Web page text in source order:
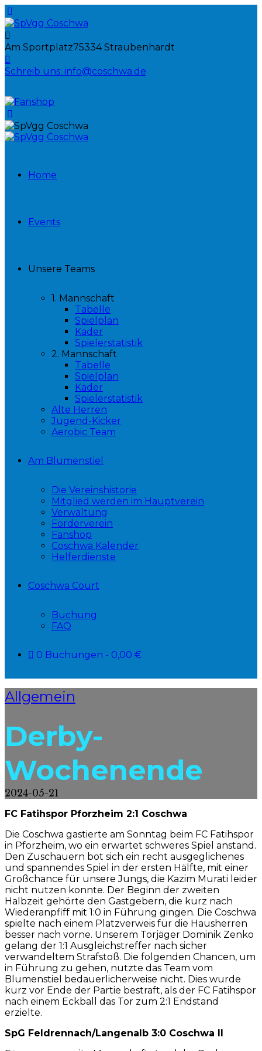
Am Sportplatz75334 Straubenhardt
Schreib uns: info@coschwa.de
Home
Events
Unsere Teams
1. Mannschaft
Tabelle
Spielplan
Kader
Spielerstatistik
2. Mannschaft
Tabelle
Spielplan
Kader
Spielerstatistik
Alte Herren
Jugend-Kicker
Aerobic Team
Am Blumenstiel
Die Vereinshistorie
Mitglied werden im Hauptverein
Verwaltung
Förderverein
Fanshop
Coschwa Kalender
Helferdienste
Coschwa Court
Buchung
FAQ
0 Buchungen 0,00 €
Allgemein
Derby-
Wochenende
2024-05-21
FC Fatihspor Pforzheim 2:1 Coschwa
Die Coschwa gastierte am Sonntag beim FC Fatihspor
in Pforzheim, wo ein erwartet schweres Spiel anstand.
Den Zuschauern bot sich ein recht ausgeglichenes
und spannendes Spiel in der ersten Hälfte, mit einer
Großchance für unsere Jungs, die Kazim Murati leider
nicht nutzen konnte. Der Beginn der zweiten
Halbzeit gehörte den Gastgebern, die kurz nach
Wiederanpfiff mit 1:0 in Führung gingen. Die Coschwa
spielte nach einem Platzverweis für die Hausherren
besser nach vorne. Unserem Torjäger Dominik Zenko
gelang der 1:1 Ausgleichstreffer nach sicher
verwandeltem Strafstoß. Die folgenden Chancen, um
in Führung zu gehen, nutzte das Team vom
Blumenstiel bedauerlicherweise nicht. Dies wurde
kurz vor Ende der Partie bestraft, als der FC Fatihspor
nach einem Eckball das Tor zum 2:1 Endstand
erzielte.
SpG Feldrennach/Langenalb 3:0 Coschwa II